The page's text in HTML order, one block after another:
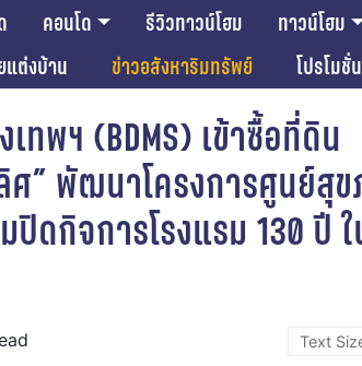
คอนโด รีวิวทาวน์โฮม ทาวน์โฮม
แต่งบ้าน
ข่าวอสังหาริมทรัพย์ โปรโมชั่
ทพฯ (BDMS) เข้าซื้อที่ดิน
ศ” พัฒนาโครงการศูนย์สุ
ดกิจการโรงแรม 130 ปี